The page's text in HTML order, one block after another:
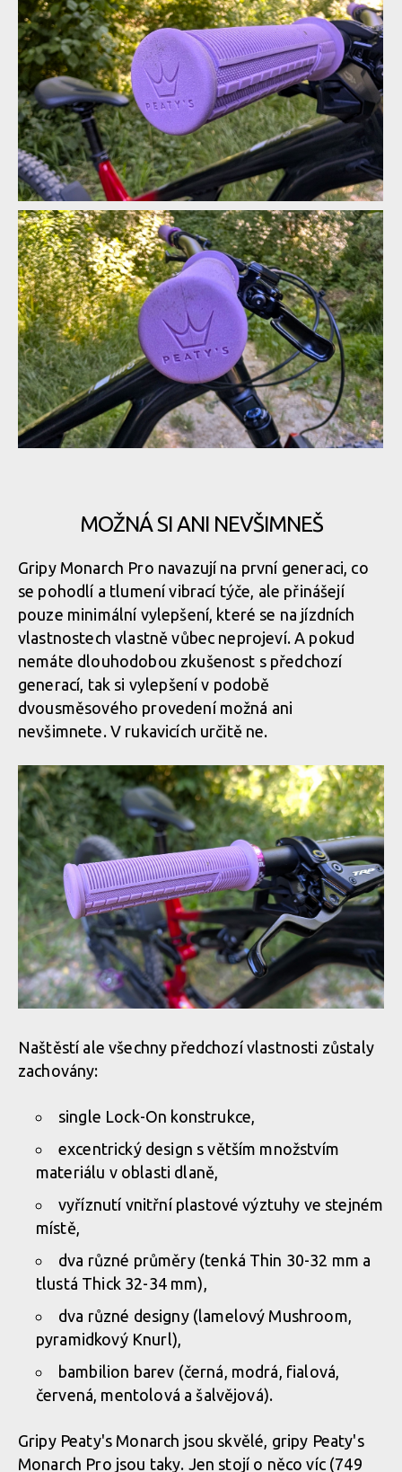
Test: gripy Peatys Monarch Pro - i přes dvousměsovou
konstrukci první generaci zásadně nepřevyšují
Test: gripy Peatys Monarch Pro - i přes dvousměsovou
konstrukci první generaci zásadně nepřevyšují
Test: gripy Peatys Monarch Pro - i přes dvousměsovou
konstrukci první generaci zásadně nepřevyšují
Test: gripy Peatys Monarch Pro - i přes dvousměsovou
konstrukci první generaci zásadně nepřevyšují
Test: gripy Peatys Monarch Pro - i přes dvousměsovou
konstrukci první generaci zásadně nepřevyšují
Test: gripy Peatys Monarch Pro - i přes dvousměsovou
konstrukci první generaci zásadně nepřevyšují
konstrukci první generaci zásadně nepřevyšují
Test: gripy Peatys Monarch Pro - i přes dvousměsovou
konstrukci první generaci zásadně nepřevyšují
Test: gripy Peatys Monarch Pro - i přes dvousměsovou
konstrukci první generaci zásadně nepřevyšují
MOŽNÁ SI ANI NEVŠIMNEŠ
Gripy Monarch Pro navazují na první generaci, co
se pohodlí a tlumení vibrací týče, ale přinášejí
pouze minimální vylepšení, které se na jízdních
vlastnostech vlastně vůbec neprojeví. A pokud
nemáte dlouhodobou zkušenost s předchozí
generací, tak si vylepšení v podobě
dvousměsového provedení možná ani
nevšimnete. V rukavicích určitě ne.
Naštěstí ale všechny předchozí vlastnosti zůstaly
zachovány:
single Lock-On konstrukce,
excentrický design s větším množstvím
materiálu v oblasti dlaně,
vyříznutí vnitřní plastové výztuhy ve stejném
místě,
dva různé průměry (tenká Thin 30-32 mm a
tlustá Thick 32-34 mm),
dva různé designy (lamelový Mushroom,
pyramidkový Knurl),
bambilion barev (černá, modrá, fialová,
červená, mentolová a šalvějová).
Gripy Peaty's Monarch jsou skvělé, gripy Peaty's
Monarch Pro jsou taky. Jen stojí o něco víc (749